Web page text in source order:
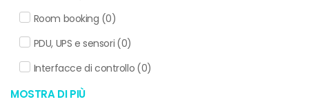
Room booking (0)
PDU, UPS e sensori (0)
Interfacce di controllo (0)
MOSTRA DI PIÙ